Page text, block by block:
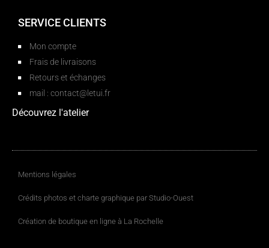
SERVICE CLIENTS
Mon compte
Frais de livraisons
Retours et échanges
mail : contact@letui.fr
Découvrez l'atelier
Mentions légales
Crédits photos et charte graphique par Studio-Ouest
Création de boutique en ligne à La Rochelle